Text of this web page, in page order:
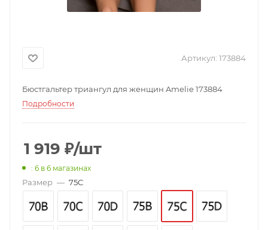
Артикул: 173884
Бюстгальтер триангул для женщин Amelie 173884
Подробности
1 919 ₽/шт
: 6 в 6 магазинах
Размер — 75C